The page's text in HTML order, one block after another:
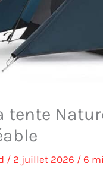
tente
/ 2 juillet 2026 / 6